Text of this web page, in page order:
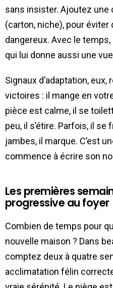
sans insister. Ajoutez une
(carton, niche), pour éviter
dangereux. Avec le
qui lui donne aussi une
Signaux d’adaptation,
victoires : il mange en
pièce est calme, il se
peu, il s’étire. Parfois, il
jambes, il marque. C’est
commence à écrire son
Les premières
progressive au foyer
Combien de temps pour
nouvelle maison ? Dans
comptez deux à quatre
acclimatation félin